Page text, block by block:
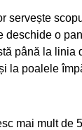
servește
deschide o
până la linia
la poalele
mai mult de